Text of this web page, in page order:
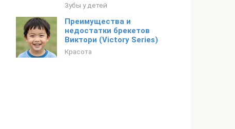
Зубы у детей
Преимущества и
недостатки брекетов
Виктори (Victory Series)
Красота